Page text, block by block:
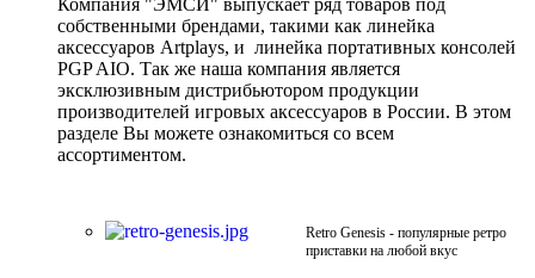
Компания "ЭМСИ" выпускает ряд товаров под
собственными брендами, такими как линейка
аксессуаров Artplays, и линейка портативных консолей
PGP AIO. Так же наша компания является
эксклюзивным дистрибьютором продукции
производителей игровых аксессуаров в России. В этом
разделе Вы можете ознакомиться со всем
ассортиментом.
Retro Genesis - популярные ретро
приставки на любой вкус